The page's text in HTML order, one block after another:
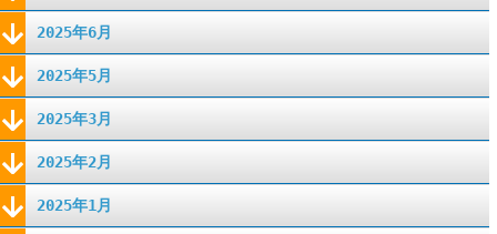
2025年6月
2025年5月
2025年3月
2025年2月
2025年1月